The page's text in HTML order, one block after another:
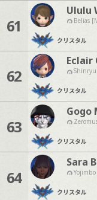
61
Ululu
Belias
クリスタル
62
Eclair
クリスタル
63
Gogo
クリスタル
64
Sara
クリスタル